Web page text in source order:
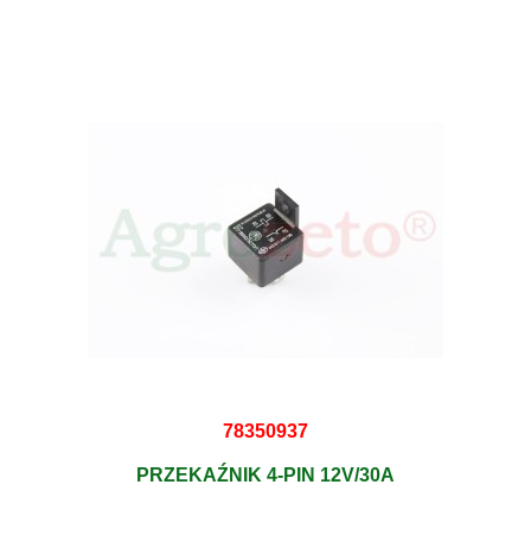
78350937
PRZEKAŹNIK 4-PIN 12V/30A